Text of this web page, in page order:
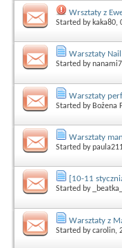
Wrsztaty z
Started by kaka80,
Warsztaty
Started bynanami7
Warsztaty
Started by Bożena P
Warsztaty
Started by
[10-11
Started by _beatka_
Warsztaty z
Started bycarolin,